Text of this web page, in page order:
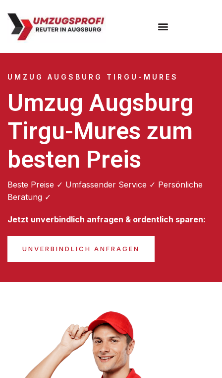
UMZUG AUGSBURG TIRGU-MURES
Umzug Augsburg
Tirgu-Mures zum
besten Preis
Beste Preise ✓ Umfassender Service ✓ Persönliche
Beratung ✓
Jetzt unverbindlich anfragen & ordentlich sparen:
UNVERBINDLICH ANFRAGEN